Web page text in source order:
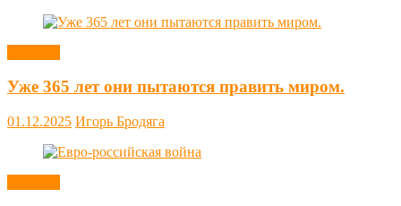
Уже 365 лет они пытаются править миром.
01.12.2025 Игорь Бродяга